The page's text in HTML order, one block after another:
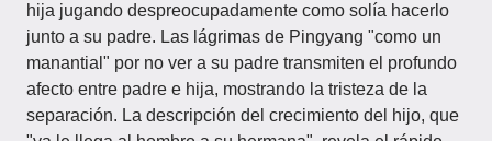
hija jugando despreocupadamente como solía hacerlo
junto a su padre. Las lágrimas de Pingyang "como un
manantial" por no ver a su padre transmiten el profundo
afecto entre padre e hija, mostrando la tristeza de la
separación. La descripción del crecimiento del hijo, que